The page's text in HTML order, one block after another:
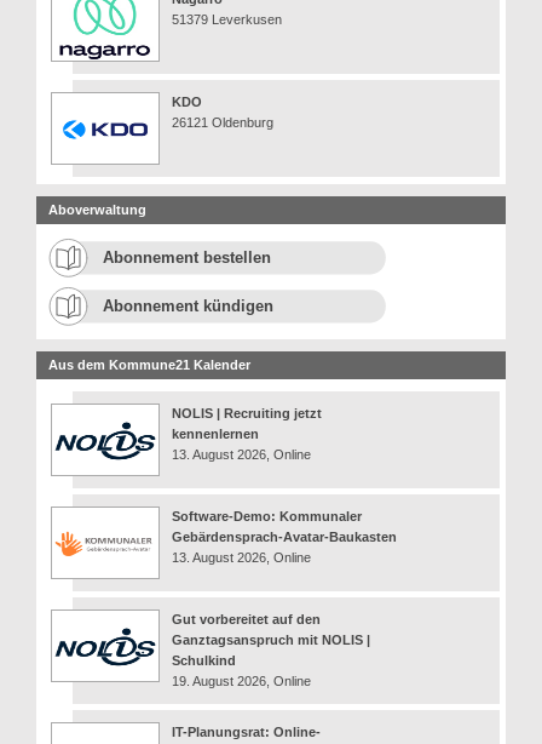
51379 Leverkusen
KDO
26121 Oldenburg
Aboverwaltung
Abonnement bestellen
Abonnement kündigen
Aus dem Kommune21 Kalender
NOLIS | Recruiting jetzt
kennenlernen
13. August 2026, Online
Software-Demo: Kommunaler
Gebärdensprach-Avatar-Baukasten
13. August 2026, Online
Gut vorbereitet auf den
Ganztagsanspruch mit NOLIS |
Schulkind
19. August 2026, Online
IT-Planungsrat: Online-